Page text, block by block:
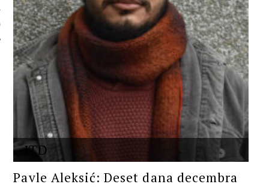
ITD
Pavle Aleksić: Deset dana decembra